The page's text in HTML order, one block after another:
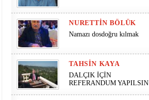
NURETTIN BÖLÜK
Namazı dosdoğru kılmak
TAHSIN KAYA
DALÇIK İÇİN
REFERANDUM YAPILSIN